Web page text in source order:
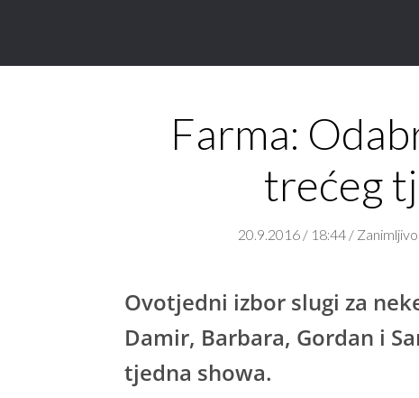
Farma:
trećeg
20.9.2016 / 18:44 /
Ovotjedni izbor slugi za
Damir, Barbara, Gordan i
tjedna showa.